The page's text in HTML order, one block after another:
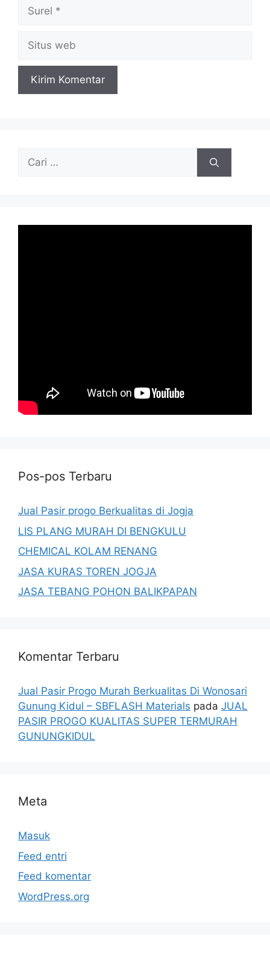
Surel
Situs
web
Cari
Pos-pos Terbaru
Jual Pasir progo Berkualitas di Jogja
LIS PLANG MURAH DI BENGKULU
CHEMICAL KOLAM RENANG
JASA KURAS TOREN JOGJA
JASA TEBANG POHON BALIKPAPAN
Komentar Terbaru
Jual Pasir Progo Murah Berkualitas Di Wonosari
Gunung Kidul – SBFLASH Materials pada JUAL
PASIR PROGO KUALITAS SUPER TERMURAH
GUNUNGKIDUL
Meta
Masuk
Feed entri
Feed komentar
WordPress.org